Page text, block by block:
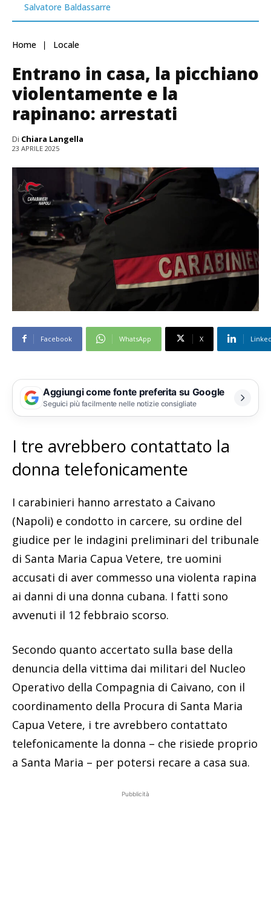
Salvatore Baldassarre
Home Locale
Entrano in casa, la picchiano
violentamente e la
rapinano: arrestati
Di Chiara Langella
23 APRILE 2025
Facebook WhatsApp X
Aggiungi come fonte preferita su Google
Seguici più facilmente nelle notizie consigliate
I tre avrebbero contattato la
donna telefonicamente
I carabinieri hanno arrestato a Caivano
(Napoli) e condotto in carcere, su ordine del
giudice per le indagini preliminari del tribunale
di Santa Maria Capua Vetere, tre uomini
accusati di aver commesso una violenta rapina
ai danni di una donna cubana. I fatti sono
avvenuti il 12 febbraio scorso.
Secondo quanto accertato sulla base della
denuncia della vittima dai militari del Nucleo
Operativo della Compagnia di Caivano, con il
coordinamento della Procura di Santa Maria
Capua Vetere, i tre avrebbero contattato
telefonicamente la donna – che risiede proprio
a Santa Maria – per potersi recare a casa sua.
Pubblicità